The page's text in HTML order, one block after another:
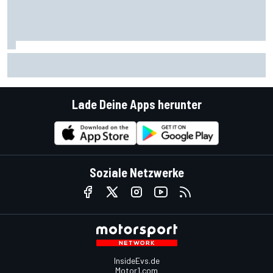
Lade Deine Apps herunter
Soziale Netzwerke
InsideEvs.de
Motor1.com